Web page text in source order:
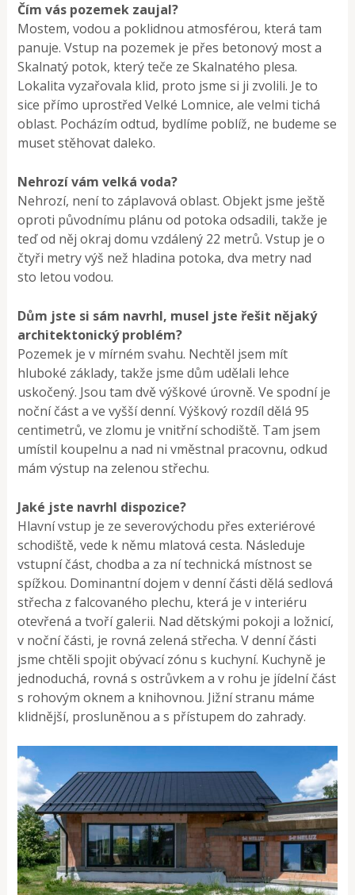
Čím vás pozemek zaujal?
Mostem, vodou a poklidnou atmosférou, která tam
panuje. Vstup na pozemek je přes betonový most a
Skalnatý potok, který teče ze Skalnatého plesa.
Lokalita vyzařovala klid, proto jsme si ji zvolili. Je to
sice pří­mo uprostřed Velké Lomnice, ale velmi tichá
oblast. Pocházím odtud, bydlíme poblíž, ne­ budeme se
muset stěhovat daleko.
Nehrozí vám velká voda?
Nehrozí, není to záplavová oblast. Objekt jsme ještě
oproti původnímu plánu od poto­ka odsadili, takže je
teď od něj okraj domu vzdálený 22 metrů. Vstup je o
čtyři metry výš než hladina potoka, dva metry nad
sto­ letou vodou.
Dům jste si sám navrhl, musel jste řešit nějaký
architektonický problém?
Pozemek je v mírném svahu. Nechtěl jsem mít
hluboké základy, takže jsme dům udě­lali lehce
uskočený. Jsou tam dvě výškové úrovně. Ve spodní je
noční část a ve vyšší denní. Výškový rozdíl dělá 95
centimetrů, ve zlomu je vnitřní schodiště. Tam jsem
umístil koupelnu a nad ni vměstnal pracov­nu, odkud
mám výstup na zelenou střechu.
Jaké jste navrhl dispozice?
Hlavní vstup je ze severovýchodu přes ex­teriérové
schodiště, vede k němu mlatová cesta. Následuje
vstupní část, chodba a za ní technická místnost se
spížkou. Dominantní dojem v denní části dělá sedlová
střecha z falcovaného plechu, která je v interiéru
otevřená a tvoří galerii. Nad dětskými po­koji a ložnicí,
v noční části, je rovná zelená střecha. V denní části
jsme chtěli spojit obý­vací zónu s kuchyní. Kuchyně je
jednodu­chá, rovná s ostrůvkem a v rohu je jídelní část
s rohovým oknem a knihovnou. Jižní stranu máme
klidnější, prosluněnou a s pří­stupem do zahrady.